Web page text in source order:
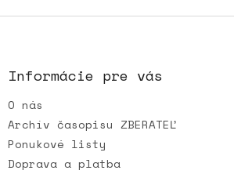
Z
i
e
Informácie pre vás
O nás
Archív časopisu ZBERATEĽ
Ponukové listy
Doprava a platba